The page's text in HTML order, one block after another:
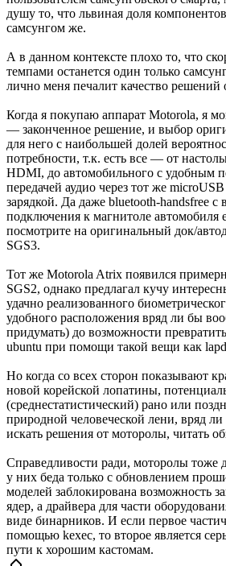
душу то, что львиная доля
самсунгом же.
А в данном контексте плохо то, что
темпами останется один только
лично меня печалит качество решений
Когда я покупаю аппарат Motorola, я
— законченное решение, и выбор
для него с наибольшей долей
потребности, т.к. есть все — от
HDMI, до автомобильного с удобным
передачей аудио через тот же
зарядкой. Да даже bluetooth-handsfree с
подключения к магнитоле автомобиля
посмотрите на оригинальный док/
SGS3.
Тот же Motorola Atrix появился
SGS2, однако предлагал кучу
удачно реализованного
удобного расположения вряд ли бы
придумать) до возможности
ubuntu при помощи такой вещи как
Но когда со всех сторон показывают
новой корейской лопатины,
(среднестатистический) рано или
природной человеческой лени, вряд ли
искать решения от моторолы, читать
Справедливости ради, моторолы тоже
у них беда только с обновлением
моделей заблокирована возможность
ядер, а драйвера для части
виде бинарников. И если первое
помощью kexec, то второе является
пути к хорошим кастомам.